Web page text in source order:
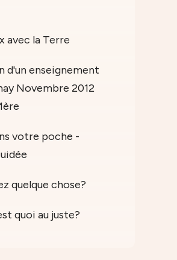
avec la Terre
d'un enseignement
Novembre 2012
votre poche -
quelque chose?
quoi au juste?